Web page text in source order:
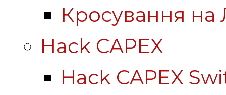
Кросування на
Hack CAPEX
Hack CAPEX